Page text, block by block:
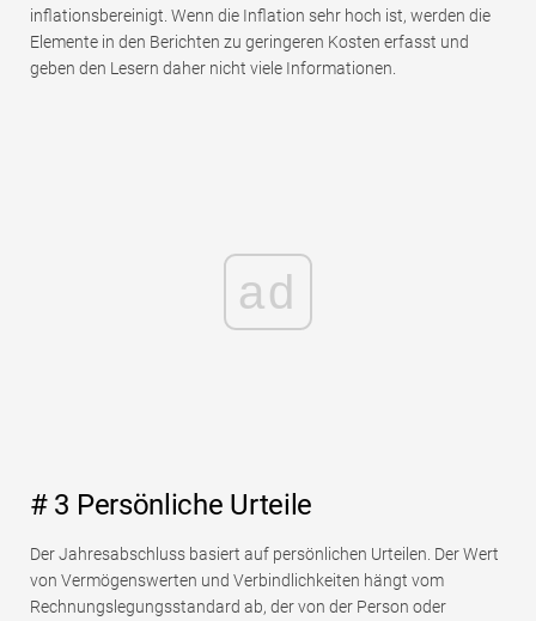
inflationsbereinigt. Wenn die Inflation sehr hoch ist, werden die
Elemente in den Berichten zu geringeren Kosten erfasst und
geben den Lesern daher nicht viele Informationen.
ad
# 3 Persönliche Urteile
Der Jahresabschluss basiert auf persönlichen Urteilen. Der Wert
von Vermögenswerten und Verbindlichkeiten hängt vom
Rechnungslegungsstandard ab, der von der Person oder